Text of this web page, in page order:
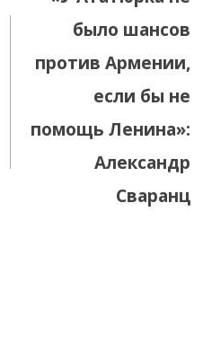
было шансов
против Армении,
если бы не
помощь Ленина»:
Александр
Сваранц